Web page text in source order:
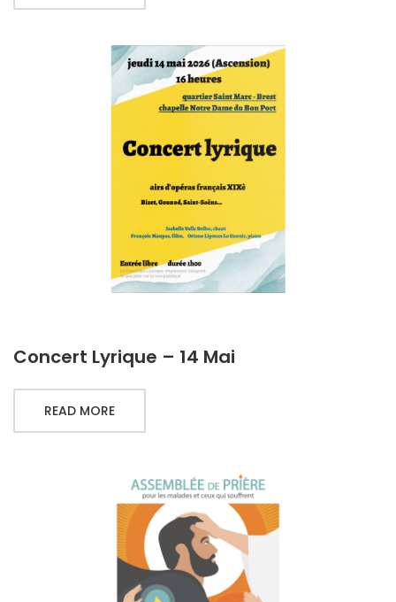
Concert Lyrique – 14 Mai
READ MORE